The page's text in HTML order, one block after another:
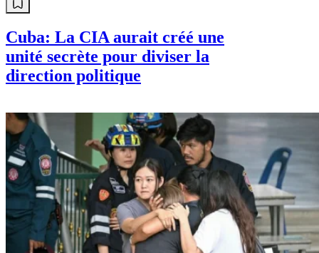
Cuba: La CIA aurait créé une
unité secrète pour diviser la
direction politique